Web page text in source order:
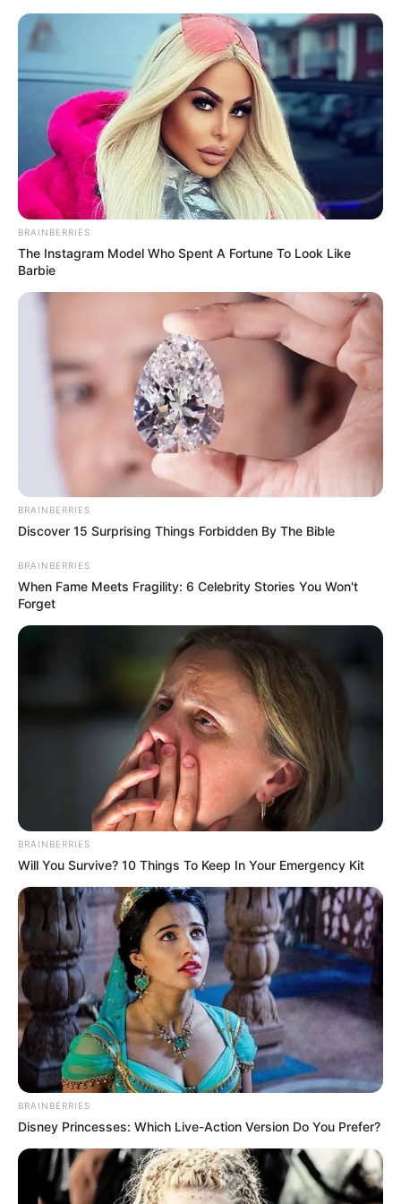
HOME
INSPIRASI
STYLE
FILM &
SERIES
NGAKAK
QUOTES
HYPE
MORE
INSPIRASI
10 Bentuk Pembatas Rak Buku,
BRAINBERRIES
The Instagram Model Who Spent A Fortune To Look Like
Barbie
BRAINBERRIES
Discover 15 Surprising Things Forbidden By The Bible
BRAINBERRIES
When Fame Meets Fragility: 6 Celebrity Stories You Won't
Forget
BRAINBERRIES
Will You Survive? 10 Things To Keep In Your Emergency Kit
BRAINBERRIES
Disney Princesses: Which Live-Action Version Do You Prefer?